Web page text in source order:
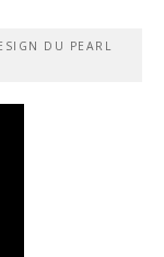
DU PEARL